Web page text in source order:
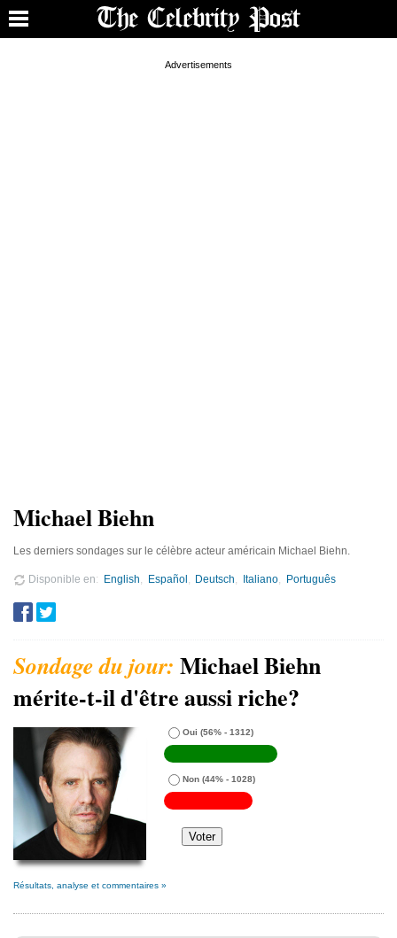
Michael Biehn
Les derniers sondages sur le célèbre acteur américain Michael Biehn.
Disponible en English Español Deutsch Italiano Português
Michael Biehn
mérite-t-il d'être aussi riche?
Oui (56% - 1312)
Non (44% - 1028)
Résultats, analyse et commentaires »